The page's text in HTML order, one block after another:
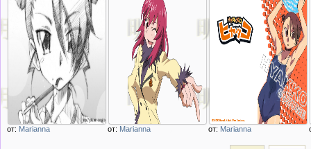
изображения
kageyama oniyuri из
аниме Hyakko
Хьякко
изображения
kageyama torako и
kageyama oniyuri из
аниме Hyakko
Хьякко
изображения
iizuka tatsuki из
аниме Hyakko
от: Marianna от: Marianna от: Marianna